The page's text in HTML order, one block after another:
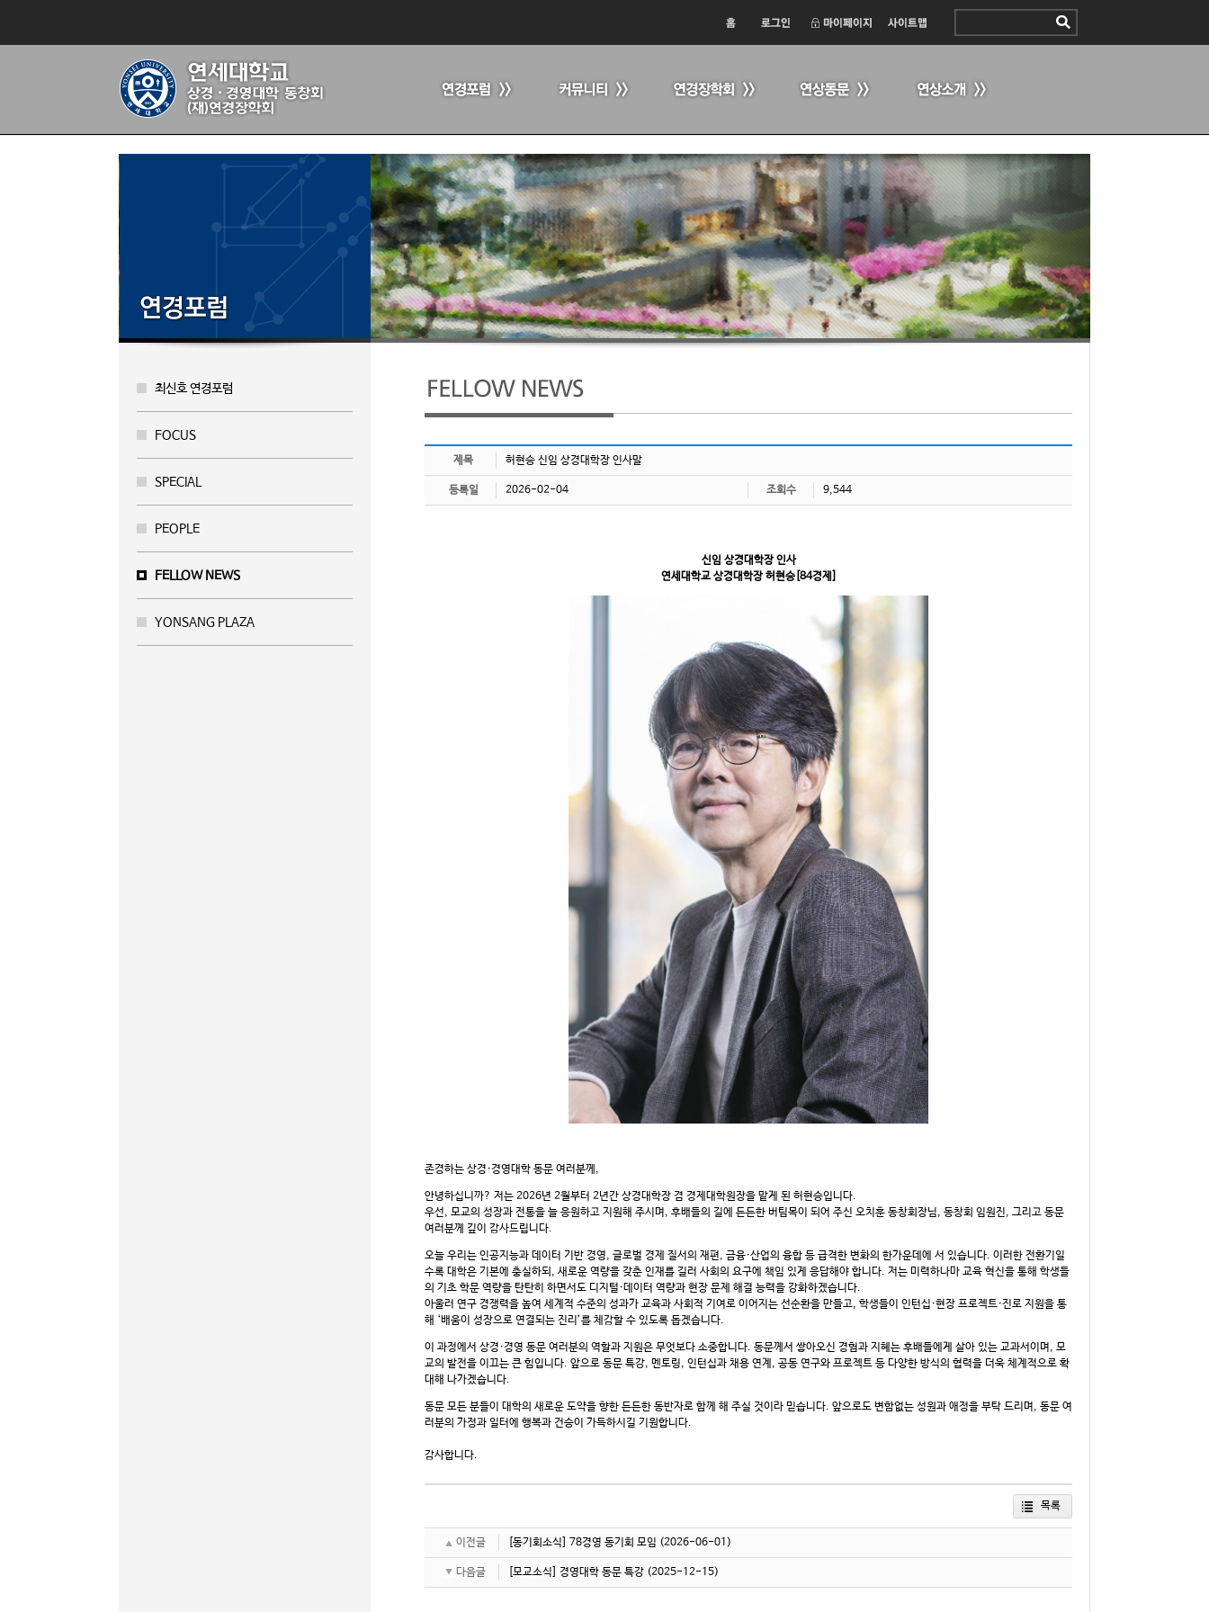
최신호 연경포럼
FOCUS
SPECIAL
PEOPLE
FELLOW NEWS
YONSANG PLAZA
제목 허현승 신임 상경대학장 인사말
등록일 2026-02-04 조회수 9,544
신임 상경대학장 인사
연세대학교 상경대학장 허현승[84경제]
존경하는 상경·경영대학 동문 여러분께,
안녕하십니까? 저는 2026년 2월부터 2년간 상경대학장 겸 경제대학원장을 맡게 된 허현승입니다.
우선, 모교의 성장과 전통을 늘 응원하고 지원해 주시며, 후배들의 길에 든든한 버팀목이 되어 주신 오치훈 동창회장님, 동창회 임원진, 그리고 동문
여러분께 깊이 감사드립니다.
오늘 우리는 인공지능과 데이터 기반 경영, 글로벌 경제 질서의 재편, 금융·산업의 융합 등 급격한 변화의 한가운데에 서 있습니다. 이러한 전환기일
수록 대학은 기본에 충실하되, 새로운 역량을 갖춘 인재를 길러 사회의 요구에 책임 있게 응답해야 합니다. 저는 미력하나마 교육 혁신을 통해 학생들
의 기초 학문 역량을 탄탄히 하면서도 디지털·데이터 역량과 현장 문제 해결 능력을 강화하겠습니다.
아울러 연구 경쟁력을 높여 세계적 수준의 성과가 교육과 사회적 기여로 이어지는 선순환을 만들고, 학생들이 인턴십·현장 프로젝트·진로 지원을 통
해 ‘배움이 성장으로 연결되는 진리’를 체감할 수 있도록 돕겠습니다.
이 과정에서 상경·경영 동문 여러분의 역할과 지원은 무엇보다 소중합니다. 동문께서 쌓아오신 경험과 지혜는 후배들에게 살아 있는 교과서이며, 모
교의 발전을 이끄는 큰 힘입니다. 앞으로 동문 특강, 멘토링, 인턴십과 채용 연계, 공동 연구와 프로젝트 등 다양한 방식의 협력을 더욱 체계적으로 확
대해 나가겠습니다.
동문 모든 분들이 대학의 새로운 도약을 향한 든든한 동반자로 함께 해 주실 것이라 믿습니다. 앞으로도 변함없는 성원과 애정을 부탁 드리며, 동문 여
러분의 가정과 일터에 행복과 건승이 가득하시길 기원합니다.
감사합니다.
목록
이전글 [동기회소식] 78경영 동기회 모임 (2026-06-01)
다음글 [모교소식] 경영대학 동문 특강 (2025-12-15)